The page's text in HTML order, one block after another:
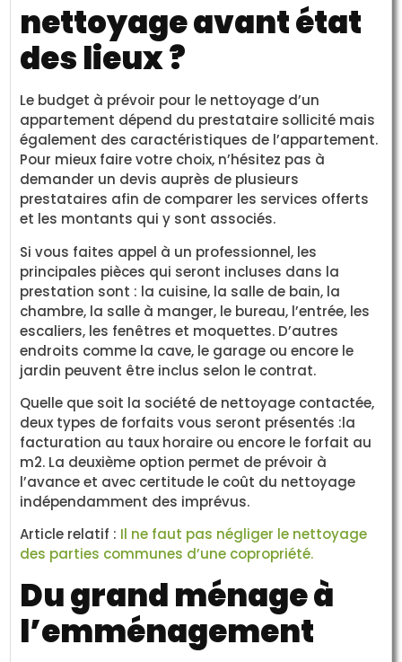
nettoyage avant état
des lieux ?
Le budget à prévoir pour le nettoyage d’un
appartement dépend du prestataire sollicité mais
également des caractéristiques de l’appartement.
Pour mieux faire votre choix, n’hésitez pas à
demander un devis auprès de plusieurs
prestataires afin de comparer les services offerts
et les montants qui y sont associés.
Si vous faites appel à un professionnel, les
principales pièces qui seront incluses dans la
prestation sont : la cuisine, la salle de bain, la
chambre, la salle à manger, le bureau, l’entrée, les
escaliers, les fenêtres et moquettes. D’autres
endroits comme la cave, le garage ou encore le
jardin peuvent être inclus selon le contrat.
Quelle que soit la société de nettoyage contactée,
deux types de forfaits vous seront présentés :la
facturation au taux horaire ou encore le forfait au
m2. La deuxième option permet de prévoir à
l’avance et avec certitude le coût du nettoyage
indépendamment des imprévus.
Article relatif : Il ne faut pas négliger le nettoyage
des parties communes d’une copropriété.
Du grand ménage à
l’emménagement